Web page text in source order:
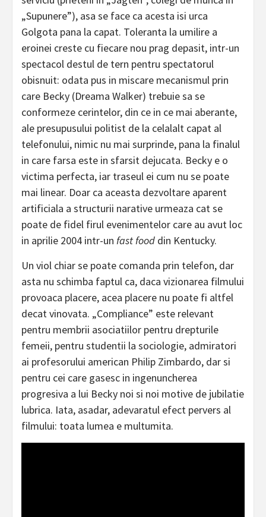
„Supunere”), asa se face ca acesta isi urca
Golgota pana la capat. Toleranta la umilire a
eroinei creste cu fiecare nou prag depasit, intr-un
spectacol destul de tern pentru spectatorul
obisnuit: odata pus in miscare mecanismul prin
care Becky (Dreama Walker) trebuie sa se
conformeze cerintelor, din ce in ce mai aberante,
ale presupusului politist de la celalalt capat al
telefonului, nimic nu mai surprinde, pana la finalul
in care farsa este in sfarsit dejucata. Becky e o
victima perfecta, iar traseul ei cum nu se poate
mai linear. Doar ca aceasta dezvoltare aparent
artificiala a structurii narative urmeaza cat se
poate de fidel firul evenimentelor care au avut loc
in aprilie 2004 intr-un fast food din Kentucky.
Un viol chiar se poate comanda prin telefon, dar
asta nu schimba faptul ca, daca vizionarea filmului
provoaca placere, acea placere nu poate fi altfel
decat vinovata. „Compliance” este relevant
pentru membrii asociatiilor pentru drepturile
femeii, pentru studentii la sociologie, admiratori
ai profesorului american Philip Zimbardo, dar si
pentru cei care gasesc in ingenuncherea
progresiva a lui Becky noi si noi motive de jubilatie
lubrica. Iata, asadar, adevaratul efect pervers al
filmului: toata lumea e multumita.